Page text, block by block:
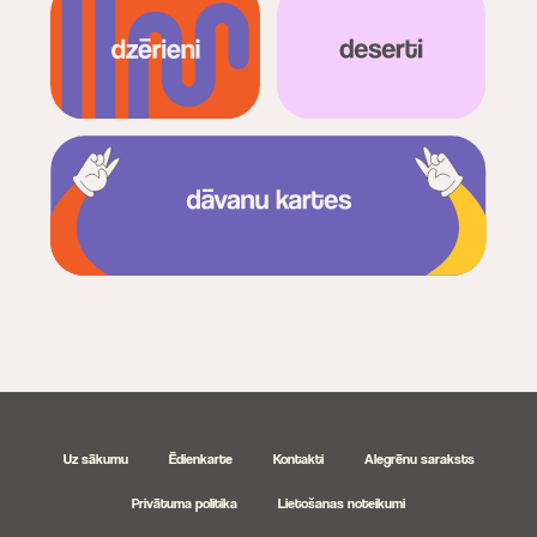
Uz sākumu Ēdienkarte Kontakti Alegrēnu saraksts
Privātuma politika Lietošanas noteikumi